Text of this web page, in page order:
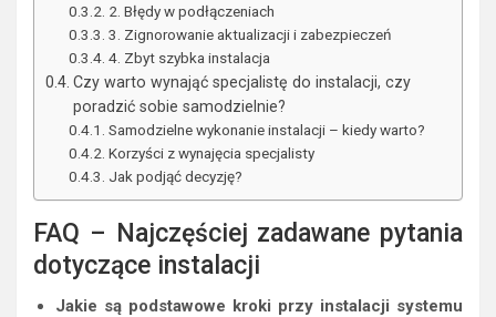
2. Błędy w podłączeniach
3. Zignorowanie aktualizacji i zabezpieczeń
4. Zbyt szybka instalacja
Czy warto wynająć specjalistę do instalacji, czy
poradzić sobie samodzielnie?
Samodzielne wykonanie instalacji – kiedy warto?
Korzyści z wynajęcia specjalisty
Jak podjąć decyzję?
FAQ – Najczęściej zadawane pytania
dotyczące instalacji
Jakie są podstawowe kroki przy instalacji systemu